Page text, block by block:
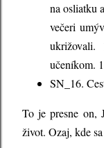
na osliatku
večeri
učeníkom.
SN_16.
To je presne on,
život. Ozaj, kde